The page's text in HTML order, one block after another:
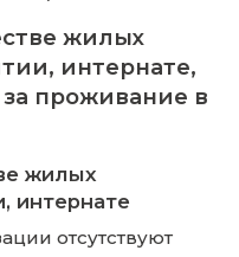
имеется
со
– 4.
них
пригодных для